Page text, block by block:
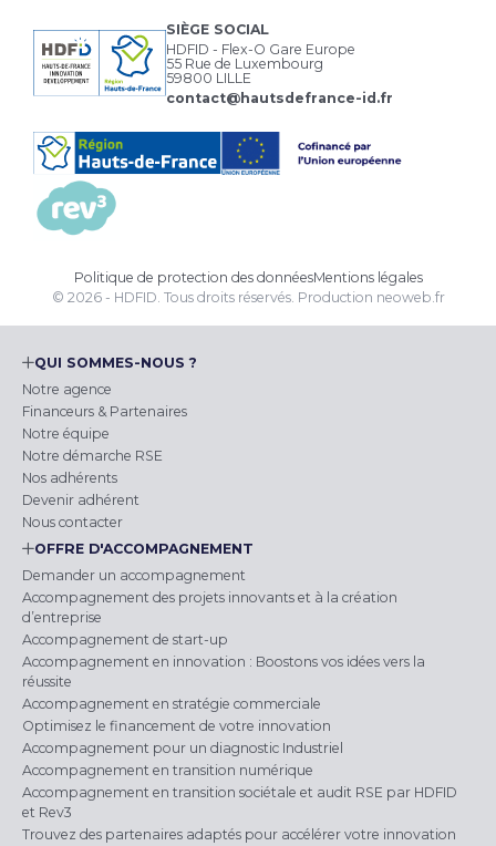
SIÈGE SOCIAL
HDFID - Flex-O Gare Europe
55 Rue de Luxembourg
59800 LILLE
contact@hautsdefrance-id.fr
Politique de protection des donnéesMentions légales
© 2026 - HDFID. Tous droits réservés. Production neoweb.fr
QUI SOMMES-NOUS ?
Notre agence
Financeurs & Partenaires
Notre équipe
Notre démarche RSE
Nos adhérents
Devenir adhérent
Nous contacter
OFFRE D'ACCOMPAGNEMENT
Demander un accompagnement
Accompagnement des projets innovants et à la création
d’entreprise
Accompagnement de start-up
Accompagnement en innovation : Boostons vos idées vers la
réussite
Accompagnement en stratégie commerciale
Optimisez le financement de votre innovation
Accompagnement pour un diagnostic Industriel
Accompagnement en transition numérique
Accompagnement en transition sociétale et audit RSE par HDFID
et Rev3
Trouvez des partenaires adaptés pour accélérer votre innovation